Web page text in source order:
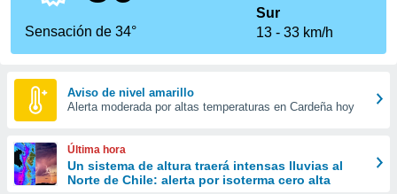
calidad.
a este
las
y
forma
digital
basada
Sensación de 34°
Sur
13
33 km/h
Aviso de nivel amarillo
Alerta moderada por altas temperaturas en Cardeña hoy
Última hora
Un sistema de altura traerá intensas lluvias al
Norte de Chile: alerta por isoterma cero alta